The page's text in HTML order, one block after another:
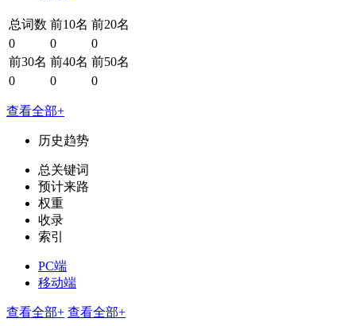
总词数 前10名 前20名
0
0
0
前30名 前40名 前50名
0
0 0
查看全部+
历史趋势
总关键词
预计来路
权重
收录
索引
PC端
移动端
查看全部+ 查看全部+